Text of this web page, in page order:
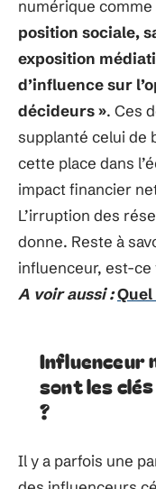
numérique comme
position sociale,
exposition
d’influence sur
décideurs ». Ces
supplanté celui de
cette place dans
impact financier
L’irruption des
donne. Reste à
influenceur, est-ce
A voir aussi :
Influenceur
sont les
?
Il y a parfois une